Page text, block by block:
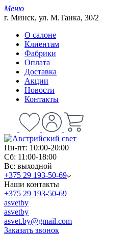
Меню
г. Минск, ул. М.Танка, 30/2
О салоне
Клиентам
Фабрики
Оплата
Доставка
Акции
Новости
Контакты
Пн-пт: 10:00-20:00
Сб: 11:00-18:00
Вс: выходной
+375 29 193-50-69
Наши контакты
+375 29 193-50-69
asvetby
asvetby
asvet.by@gmail.com
Заказать звонок